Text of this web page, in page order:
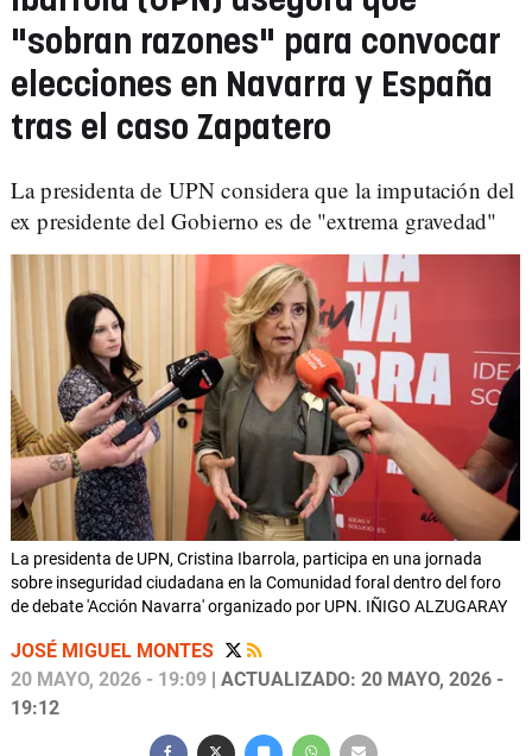
"sobran razones" para convocar
elecciones en Navarra y España
tras el caso Zapatero
La presidenta de UPN considera que la imputación del
ex presidente del Gobierno es de "extrema gravedad"
La presidenta de UPN, Cristina Ibarrola, participa en una jornada
sobre inseguridad ciudadana en la Comunidad foral dentro del foro
de debate 'Acción Navarra' organizado por UPN. IÑIGO ALZUGARAY
JOSÉ MIGUEL MONTES
20 MAYO, 2026 - 19:09 | ACTUALIZADO: 20 MAYO, 2026 -
19:12